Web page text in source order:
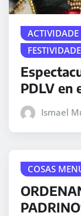
ACTIVIDADE
PDLV en
Ismael
COSAS